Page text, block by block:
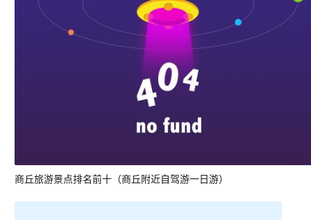
商丘旅游景点排名前十（商丘附近自驾游一日游）